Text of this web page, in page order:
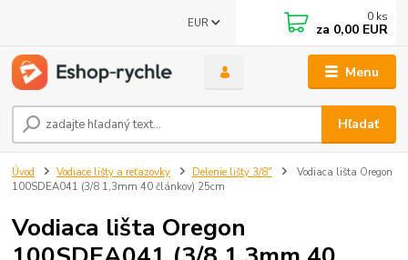
Menu
EUR
Hľadať
0 ks
za 0,00 EUR
Úvod Vodiace lišty a reťazovky Delenie lišty 3/8"
Vodiaca lišta Oregon
100SDEA041 (3/8 1,3mm 40 článkov) 25cm
Vodiaca lišta Oregon